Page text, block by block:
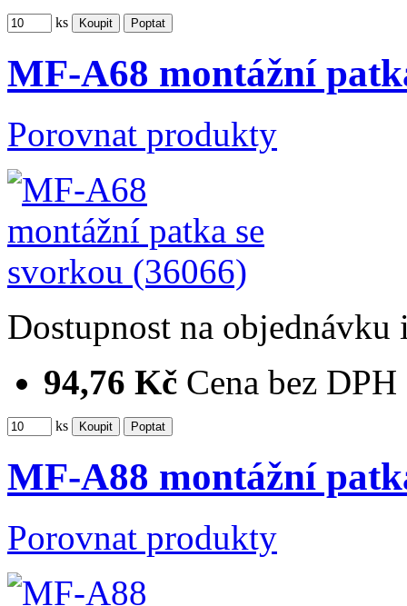
ks
MF-A68 montážní
Porovnat produkty
Dostupnost na objednávku
94,76 Kč Cena bez DPH
ks
MF-A88 montážní
Porovnat produkty